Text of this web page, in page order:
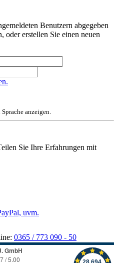
Benutzern abgegeben
oder erstellen Sie einen neuen
anzeigen.
Sie Ihre Erfahrungen mit
uvm.
0365 / 773 090 - 50